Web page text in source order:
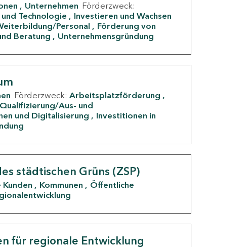
Unternehmen Förderzweck:
Technologie
Investieren und Wachsen
Personal
Förderung von
Beratung Unternehmensgründung
Förderzweck: Arbeitsplatzförderung
Qualifizierung/Aus- und
und Digitalisierung
Investitionen in
städtischen Grüns (ZSP)
Kommunen
Öffentliche
für regionale Entwicklung